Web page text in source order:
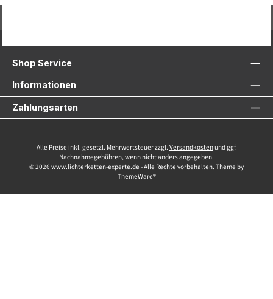
Shop Service
Informationen
Zahlungsarten
Alle Preise inkl. gesetzl. Mehrwertsteuer zzgl. Versandkostenund ggf.
Nachnahmegebühren, wenn nicht anders angegeben.
© 2026 www.lichterketten-experte.de - Alle Rechte vorbehalten. Theme by
ThemeWare®